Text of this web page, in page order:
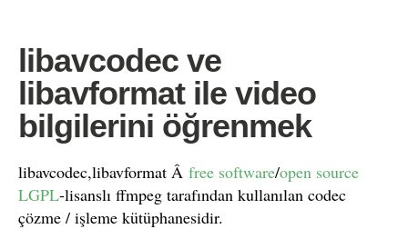
libavcodec ve
libavformat ile video
bilgilerini öğrenmek
libavcodec,libavformat Â free software/open source
LGPL-lisanslı ffmpeg tarafından kullanılan codec
çözme / işleme kütüphanesidir.